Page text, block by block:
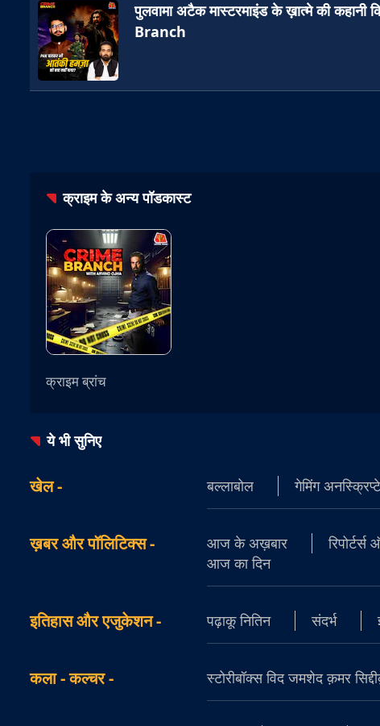
पुलवामा अटैक मास्टरमाइंड के ख़ात्मे की
Branch
क्राइमके अन्य पॉडकास्ट
क्राइम ब्रांच
ये भी सुनिए
खेल- बल्लाबोल गेमिंग
ख़बर और पॉलिटिक्स- आज के अख़बार
आज का दिन
इतिहास और एजुकेशन- पढ़ाकू नितिन संदर्भ
कला - कल्चर- स्टोरीबॉक्स विद जमशेद क़मर